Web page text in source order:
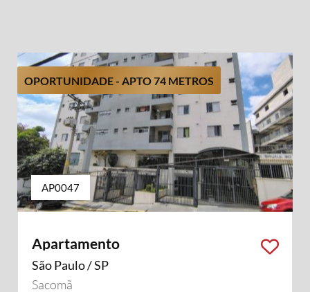
OPORTUNIDADE - APTO 74 METROS
AP0047
Apartamento
São Paulo / SP
Sacomã